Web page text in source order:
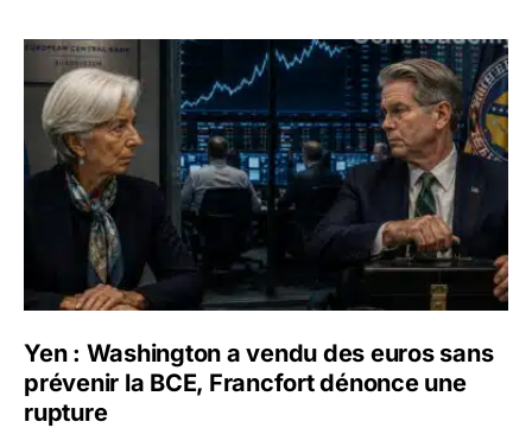
Yen : Washington a vendu des euros sans prévenir la
Yen : Washington a vendu des euros sans
prévenir la BCE, Francfort dénonce une
rupture